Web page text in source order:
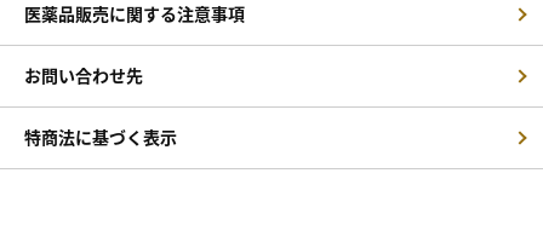
医薬品販売に関する注意事項
お問い合わせ先
特商法に基づく表示